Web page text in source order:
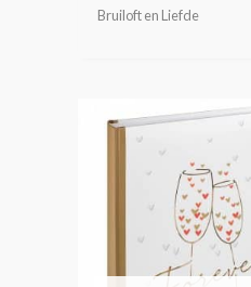
Bruiloft en Liefde